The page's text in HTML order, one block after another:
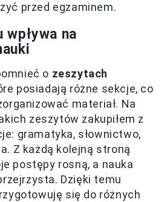
przed egzaminem.
na
o zeszytach
posiadają różne sekcje, co
materiał. Na
zeszytów zakupiłem z
gramatyka, słownictwo,
Z każdą kolejną stroną
postępy rosną, a nauka
Dzięki temu
się do różnych